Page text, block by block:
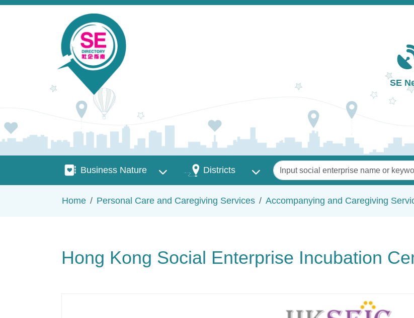
Skip to main content
Main
SE
Business Nature
Business Nature DistrictsDistricts Keywords
Home Personal Care and Caregiving Services Accompanying and Caregiving
Hong Kong Social Enterprise Incubation